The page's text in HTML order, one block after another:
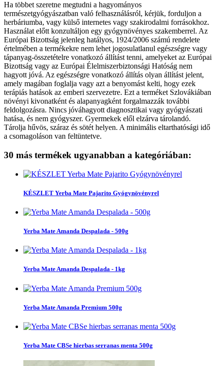
Ha többet szeretne megtudni a hagyományos
természetgyógyászatban való felhasználásról, kérjük, forduljon a
herbáriumba, vagy külső internetes vagy szakirodalmi forrásokhoz.
Használat előtt konzultáljon egy gyógynövényes szakemberrel. Az
Európai Bizottság jelenleg hatályos, 1924/2006 számú rendelete
értelmében a termékekre nem lehet jogosulatlanul egészségre vagy
tápanyag-összetételre vonatkozó állítást tenni, amelyeket az Európai
Bizottság vagy az Európai Élelmiszerbiztonsági Hatóság nem
hagyott jóvá. Az egészségre vonatkozó állítás olyan állítást jelent,
amely magában foglalja vagy azt a benyomást kelti, hogy ezek
terápiás hatások az emberi szervezetre. Ezt a terméket Szlovákiában
növényi kivonatként és alapanyagként forgalmazzák további
feldolgozásra. Nincs jóváhagyott diagnosztikai vagy gyógyászati
hatása, és nem gyógyszer. Gyermekek elől elzárva tárolandó.
Tárolja hűvös, száraz és sötét helyen. A minimális eltarthatósági idő
a csomagoláson van feltüntetve.
30 más termékek ugyanabban a kategóriában:
KÉSZLET Yerba Mate Pajarito Gyógynövényrel
Yerba Mate Amanda Despalada - 500g
Yerba Mate Amanda Despalada - 1kg
Yerba Mate Amanda Premium 500g
Yerba Mate CBSe hierbas serranas menta 500g